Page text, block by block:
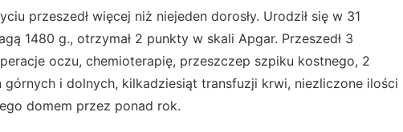
przeszedł więcej niż niejeden dorosły. Urodził się w 31
1480 g., otrzymał 2 punkty w skali Apgar. Przeszedł 3
oczu, chemioterapię, przeszczep szpiku kostnego, 2
i dolnych, kilkadziesiąt transfuzji krwi, niezliczone ilości
domem przez ponad rok.